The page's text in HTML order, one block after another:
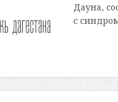
Дауна,
с